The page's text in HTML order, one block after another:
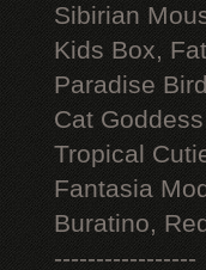
Sibirian
Kids Box,
Paradise
Cat
Tropical
Fantasia
Buratino,
-----------------